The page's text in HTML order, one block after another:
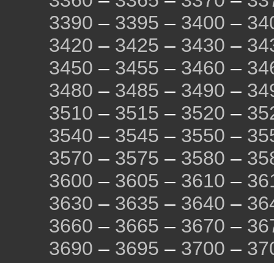
3390 – 3395 – 3400 –
3420 – 3425 – 3430 –
3450 – 3455 – 3460 –
3480 – 3485 – 3490 –
3510 – 3515 – 3520 –
3540 – 3545 – 3550 –
3570 – 3575 – 3580 –
3600 – 3605 – 3610 –
3630 – 3635 – 3640 –
3660 – 3665 – 3670 –
3690 – 3695 – 3700 –